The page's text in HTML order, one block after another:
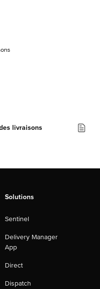
livraisons
Solutions
Sentinel
Delivery Manager
App
Direct
Dispatch